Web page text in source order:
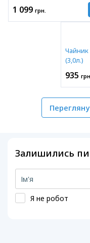
1 099 грн.
Чайник
(3,0л.)
935
Залишились
Я не робот